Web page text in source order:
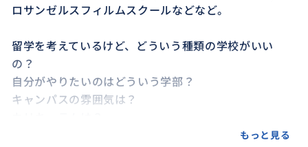
ロサンゼルスフィルムスクールなどなど。
留学を考えているけど、どういう種類の学校がいい
の？
自分がやりたいのはどういう学部？
キャンパスの雰囲気は？
もっと見る